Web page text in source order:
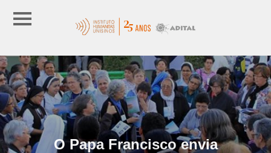
O Papa Francisco envia